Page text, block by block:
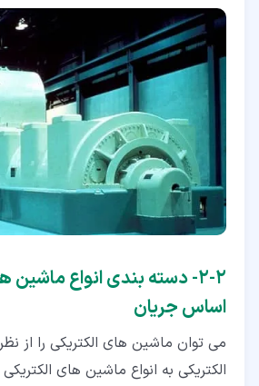
۲‏-‏۲‏- دسته بندی انواع ماشین
اساس جریان
می توان ماشین های الکتریکی را از
الکتریکی به انواع ماشین های الکتریکی